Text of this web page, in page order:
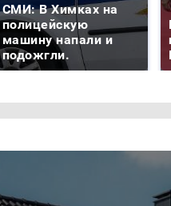
СМИ: В Химках на
полицейскую
машину напали и
подожгли.